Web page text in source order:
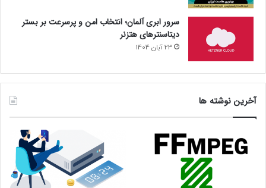
سرور ابری آلمان؛ انتخاب امن و پرسرعت بر بستر
دیتاسنترهای هتزنر
23 آبان 1404
آخرین نوشته ها